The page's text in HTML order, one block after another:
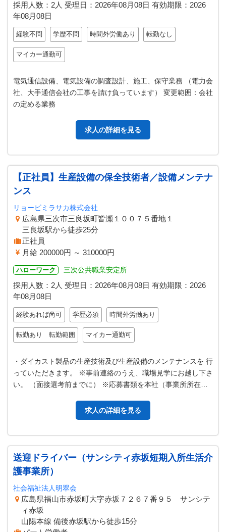
採用人数：2人 受理日： 2026年08月08日 有効期限： 2026
年08月08日
経験不問 学歴不問 時間外労働あり 転勤なし
マイカー通勤可
電気通信設備、電気設備の調査設計、施工、保守業務 （電力会
社、大手通信会社の工事を請け負っています） 変更範囲：会社
の定める業務
求人の詳細を見る
【正社員】生産設備の保全技術者／設備メンテナ
ンス
リョービミラサカ株式会社
広島県三次市三良坂町皆瀬１００７５番地１
三良坂駅から徒歩25分
正社員
月給 200000円 ～ 310000円
ハローワーク 三次公共職業安定所
採用人数：2人 受理日： 2026年08月08日 有効期限： 2026
年08月08日
経験あれば尚可 学歴必須 時間外労働あり
転勤あり 転勤範囲 マイカー通勤可
・ダイカスト製品の生産技術及び生産設備のメンテナンスを 行
っていただきます。 ※事前連絡のうえ、職場見学にお越し下さ
い。 （面接選考前までに） ※応募書類を本社（事業所所在
求人の詳細を見る
送迎ドライバー（サンシティ赤坂短期入所生活介
護事業所）
社会福祉法人明翠会
広島県福山市赤坂町大字赤坂７２６７番９５ サンシテ
ィ赤坂
山陽本線 備後赤坂駅から徒歩15分